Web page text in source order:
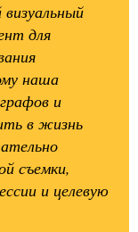
для
наша
и
в жизнь
съемки,
и целевую